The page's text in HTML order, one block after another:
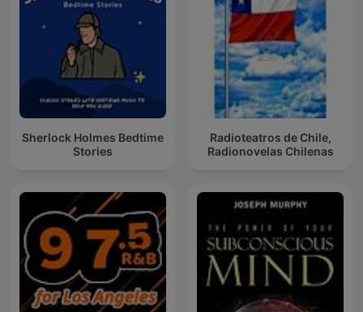
Sherlock Holmes Bedtime
Stories
Radioteatros de Chile,
Radionovelas Chilenas